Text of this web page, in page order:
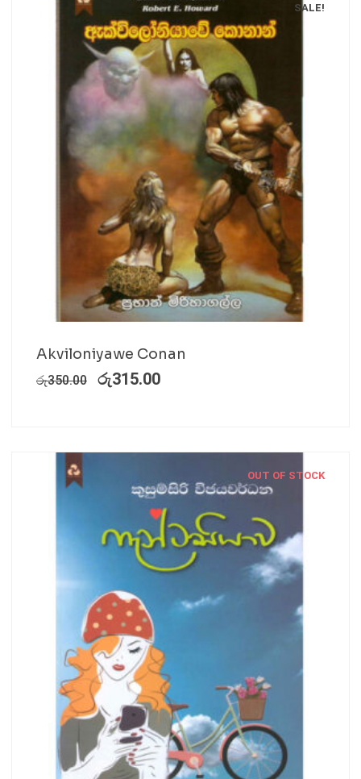
SALE!
Akviloniyawe Conan
රු350.00 රු315.00
OUT OF STOCK